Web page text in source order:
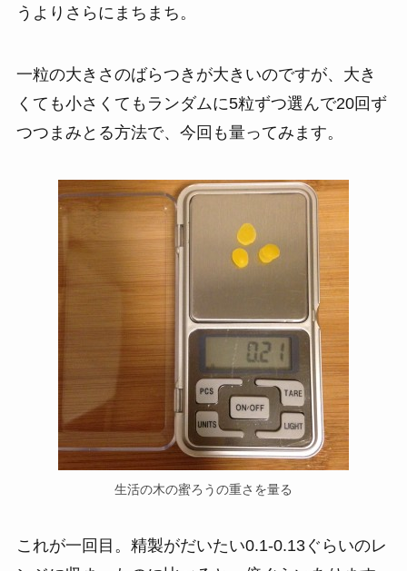
うよりさらにまちまち。
一粒の大きさのばらつきが大きいのですが、大き
くても小さくてもランダムに5粒ずつ選んで20回ず
つつまみとる方法で、今回も量ってみます。
生活の木の蜜ろうの重さを量る
これが一回目。精製がだいたい0.1-0.13ぐらいのレ